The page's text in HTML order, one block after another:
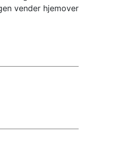
vender hjemover